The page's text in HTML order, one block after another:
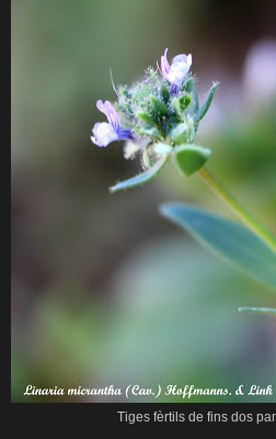
Tiges fèrtils de fins dos